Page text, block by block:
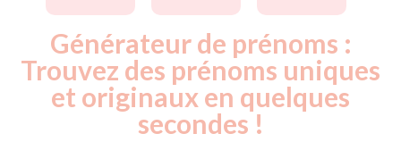
Générateur de prénoms :
Trouvez des prénoms uniques
et originaux en quelques
secondes !